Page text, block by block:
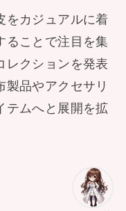
をカジュアルに着
ることで注目を集
レクションを発表
品やアクセサリ
テムへと展開を拡